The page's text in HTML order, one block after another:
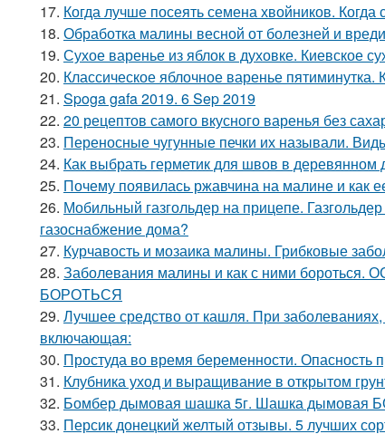
17. Когда лучше посеять семена хвойников.
18. Обработка малины весной от болезней и
19. Сухое варенье из яблок в духовке. Киевское
20. Классическое яблочное варенье
21. Spoga gafa 2019. 6 Sep 2019
22. 20 рецептов самого вкусного варенья без
23. Переносные чугунные печки их называли.
24. Как выбрать герметик для швов в
25. Почему появилась ржавчина на малине и как
26. Мобильный газгольдер на прицепе.
газоснабжение дома?
27. Курчавость и мозаика малины. Грибковые
28. Заболевания малины и как с ними
БОРОТЬСЯ
29. Лучшее средство от кашля. При
включающая:
30. Простуда во время беременности.
31. Клубника уход и выращивание в открытом
32. Бомбер дымовая шашка 5г. Шашка дымовая
33. Персик донецкий желтый отзывы. 5 лучших